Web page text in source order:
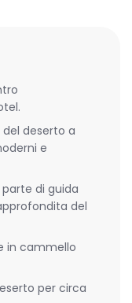
deserto a
e
di guida
del
in cammello
per circa